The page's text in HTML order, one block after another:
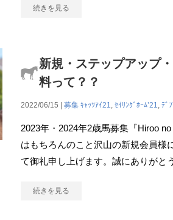
続きを見る
新規・ステップアップ
料って？？
2022/06/15 | 募集 ｷｬｯﾂｱｲ21, ｾｲﾘﾝｸﾞﾎｰﾑ’21, ﾃﾞ
2023年・2024年2歳馬募集『Hiroo
はもちろんのこと沢山の新規会員様
て御礼申し上げます。誠にありがとう
続きを見る